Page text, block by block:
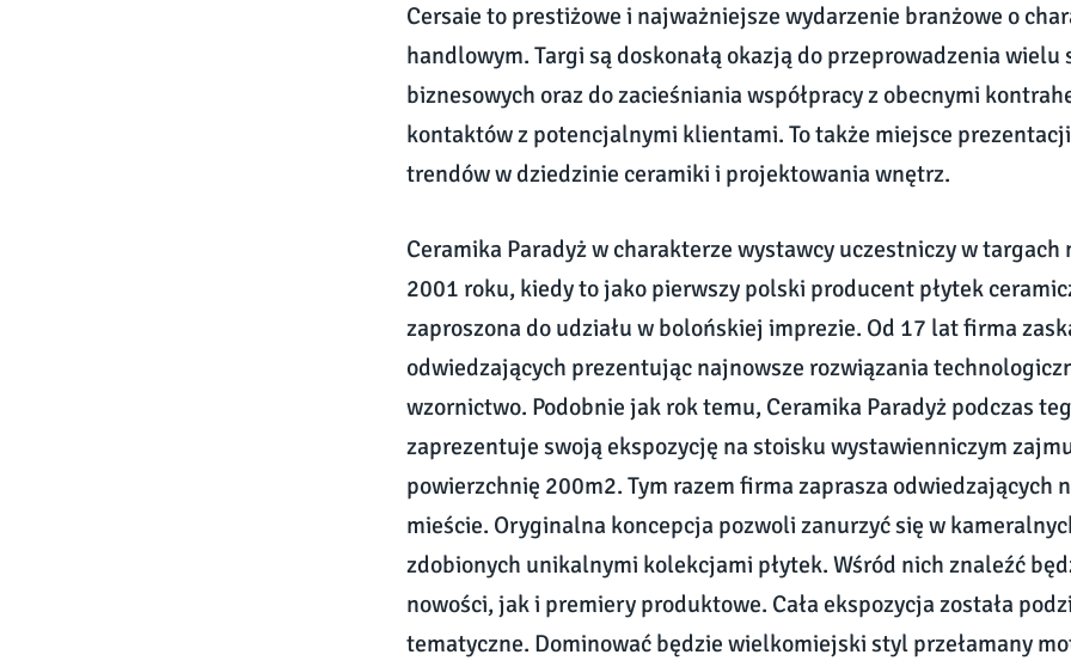
Cersaie to prestiżowe i najważniejsze wydarzenie branżowe o
handlowym. Targi są doskonałą okazją do przeprowadzenia wielu
biznesowych oraz do zacieśniania współpracy z obecnymi
kontaktów z potencjalnymi klientami. To także miejsce
trendów w dziedzinie ceramiki i projektowania wnętrz.
Ceramika Paradyż w charakterze wystawcy uczestniczy w
2001 roku, kiedy to jako pierwszy polski producent płytek
zaproszona do udziału w bolońskiej imprezie. Od 17 lat firma
odwiedzających prezentując najnowsze rozwiązania
wzornictwo. Podobnie jak rok temu, Ceramika Paradyż podczas
zaprezentuje swoją ekspozycję na stoisku wystawienniczym
powierzchnię 200m2. Tym razem firma zaprasza odwiedzających
mieście. Oryginalna koncepcja pozwoli zanurzyć się w
zdobionych unikalnymi kolekcjami płytek. Wśród nich znaleźć
nowości, jak i premiery produktowe. Cała ekspozycja została
tematyczne. Dominować będzie wielkomiejski styl przełamany